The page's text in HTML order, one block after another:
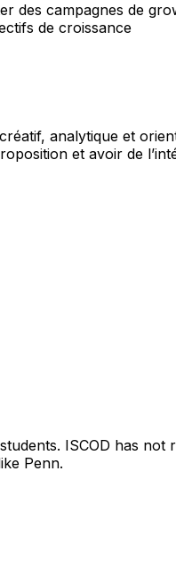
des campagnes de
de croissance
analytique et
et avoir de
ISCOD has not
Penn.